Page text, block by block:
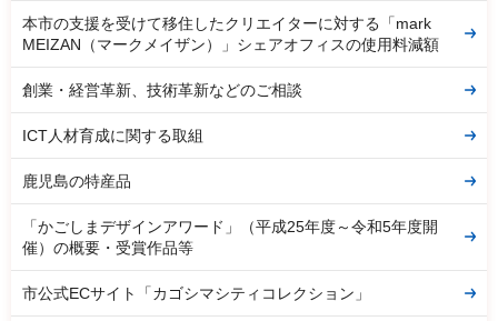
本市の支援を受けて移住したクリエイターに対する「mark
MEIZAN（マークメイザン）」シェアオフィスの使用料減額
創業・経営革新、技術革新などのご相談
ICT人材育成に関する取組
鹿児島の特産品
「かごしまデザインアワード」（平成25年度～令和5年度開
催）の概要・受賞作品等
市公式ECサイト「カゴシマシティコレクション」